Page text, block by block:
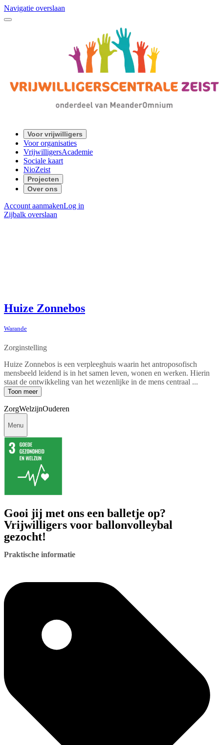
Navigatie overslaan
Voor vrijwilligers
Voor organisaties
VrijwilligersAcademie
Sociale kaart
NioZeist
Projecten
Over ons
Account aanmakenLog in
Zijbalk overslaan
Huize Zonnebos
Warande
Zorginstelling
Huize Zonnebos is een verpleeghuis waarin het antroposofisch
mensbeeld leidend is in het samen leven, wonen en werken. Hierin
staat de ontwikkeling van het wezenlijke in de mens centraal ...
Toon meer
ZorgWelzijnOuderen
Menu
Gooi jij met ons een balletje op?
Vrijwilligers voor ballonvolleybal
gezocht!
Praktische informatie